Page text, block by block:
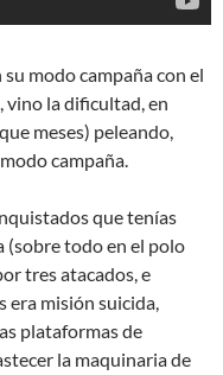
su modo campaña con el
vino la dificultad, en
meses) peleando,
campaña.
que tenías
(sobre todo en el polo
tres atacados, e
era misión suicida,
plataformas de
la maquinaria de